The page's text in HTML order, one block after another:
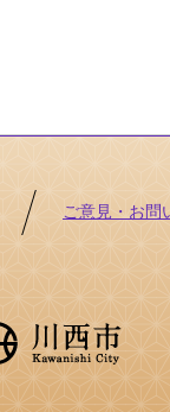
ご意見・お問